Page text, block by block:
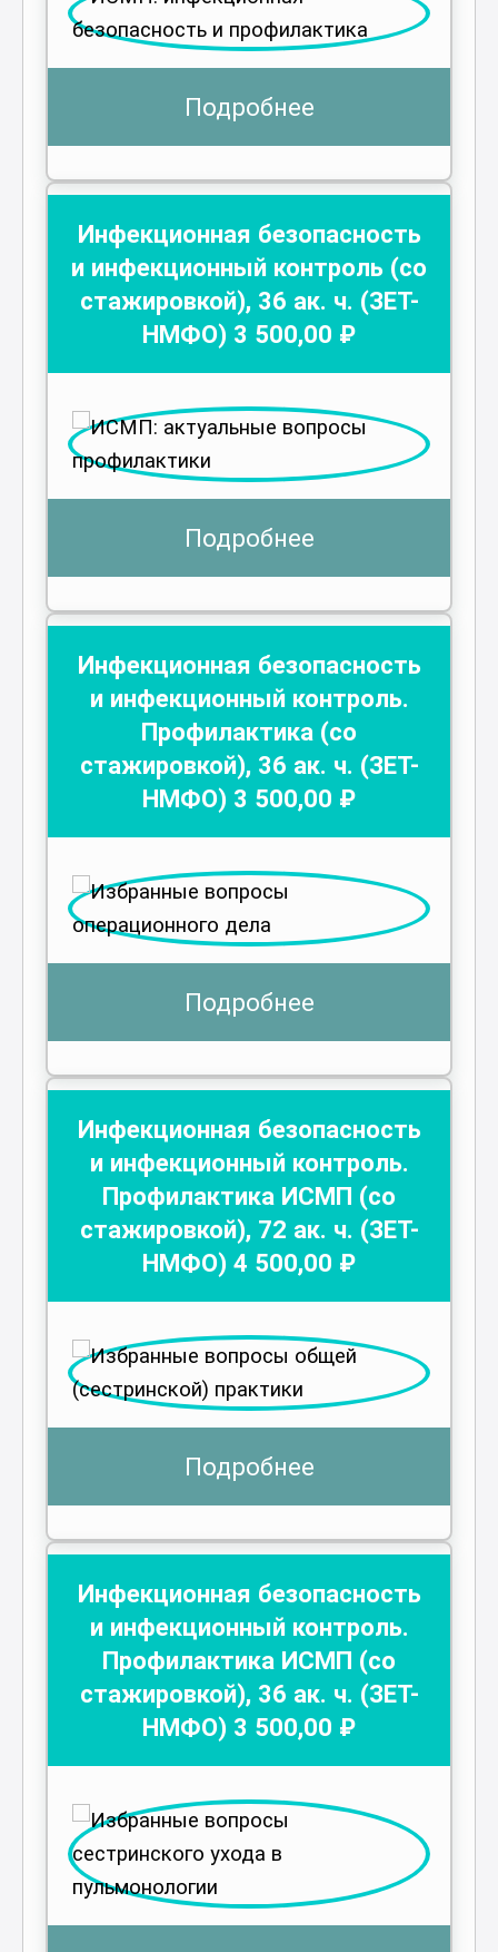
Подробнее
Инфекционная безопасность
и инфекционный контроль (со
стажировкой), 36 ак. ч. (ЗЕТ-
НМФО) 3 500,00 ₽
Подробнее
Инфекционная безопасность
и инфекционный контроль.
Профилактика (со
стажировкой), 36 ак. ч. (ЗЕТ-
НМФО) 3 500,00 ₽
Подробнее
Инфекционная безопасность
и инфекционный контроль.
Профилактика ИСМП (со
стажировкой), 72 ак. ч. (ЗЕТ-
НМФО) 4 500,00 ₽
Подробнее
Инфекционная безопасность
и инфекционный контроль.
Профилактика ИСМП (со
стажировкой), 36 ак. ч. (ЗЕТ-
НМФО) 3 500,00 ₽